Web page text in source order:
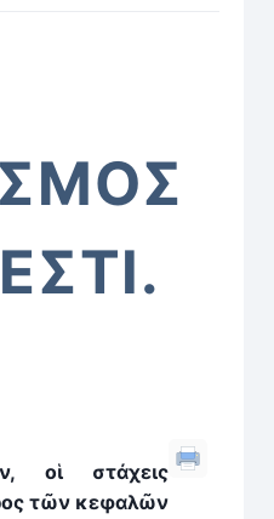
οἱ στάχεις
τῶν κεφαλῶν